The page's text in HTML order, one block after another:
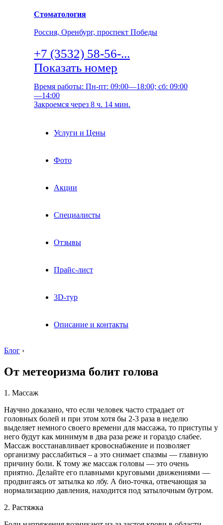
Стоматология
Россия, Оренбург, проспект Победы
+7 (3532) 58-56-...
Показать номер
Время работы: Пн-пт: 09:00—18:00; сб: 09:00
—14:00
Закроемся через 8 ч. 14 мин.
Услуги и Цены
Фото
Акции
Специалисты
Отзывы
Прайс-лист
3D-тур
Описание и контакты
Блог ›
От метеоризма болит голова
1. Массаж
Научно доказано, что если человек часто страдает от
головных болей и при этом хотя бы 2-3 раза в неделю
выделяет немного своего времени для массажа, то приступы у
него будут как минимум в два раза реже и гораздо слабее.
Массаж восстанавливает кровоснабжение и позволяет
организму расслабиться – а это снимает спазмы — главную
причину боли. К тому же массаж головы — это очень
приятно. Делайте его плавными круговыми движениями —
продвигаясь от затылка ко лбу. А био-точка, отвечающая за
нормализацию давления, находится под затылочным бугром.
2. Растяжка